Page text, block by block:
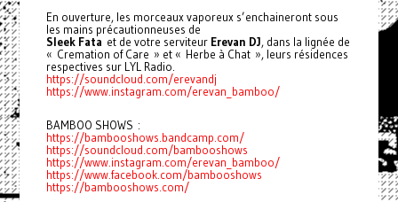
En ouverture, les morceaux vaporeux s’enchaineront sous
les mains précautionneuses de
Sleek Fata et de votre serviteur Erevan DJ, dans la lignée de
« Cremation of Care » et « Herbe à Chat », leurs résidences
respectives sur LYL Radio.
https://soundcloud.com/erevandj
https://www.instagram.com/erevan_bamboo/
BAMBOO SHOWS :
https://bambooshows.bandcamp.com/
https://soundcloud.com/bambooshows
https://www.instagram.com/erevan_bamboo/
https://www.facebook.com/bambooshows
https://bambooshows.com/